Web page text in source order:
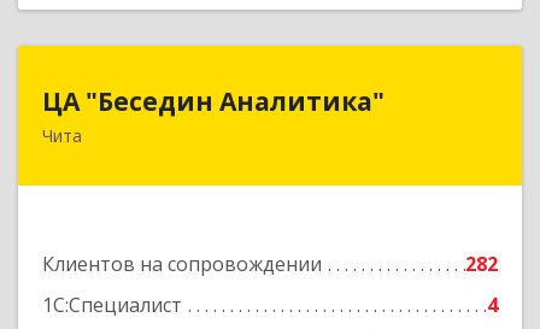
ЦА "Беседин Аналитика"
Чита
Клиентов на сопровождении
282
1С:Специалист
4